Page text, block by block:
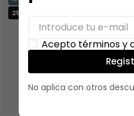
Acepto términos y
No aplica con otros